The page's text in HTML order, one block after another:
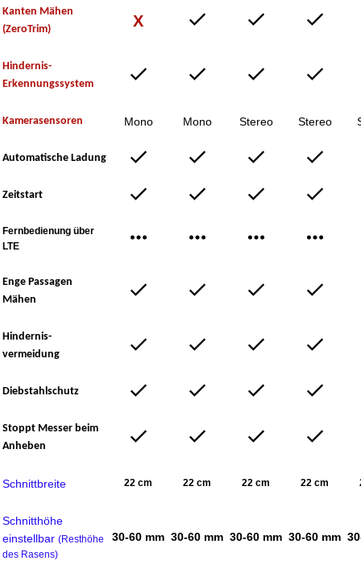
Kanten Mähen
(ZeroTrim)
X
Hindernis-
Erkennungssystem
Kamerasensoren Mono Mono Stereo Stereo
Automatische Ladung
Zeitstart
Fernbedienung über
LTE
Enge Passagen
Mähen
Hindernis-
vermeidung
Diebstahlschutz
Stoppt Messer beim
Anheben
Schnittbreite 22 cm 22 cm 22 cm 22 cm
Schnitthöhe
einstellbar (Resthöhe
des Rasens)
30-60 mm 30-60 mm 30-60 mm 30-60 mm